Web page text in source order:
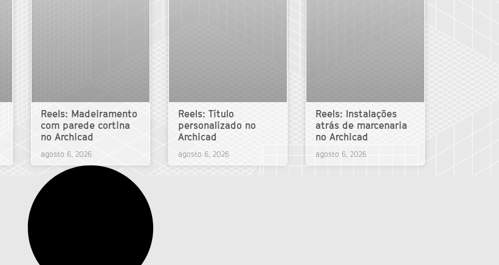
Reels: Madeiramento
com parede cortina
no Archicad
agosto 6, 2026
Reels: Título
personalizado no
Archicad
agosto 6, 2026
Reels: Instalações
atrás de marcenaria
no Archicad
agosto 6, 2026